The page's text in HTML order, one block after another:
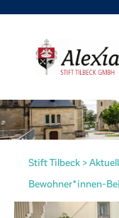
Stift Tilbeck >
Bewohner*innen-